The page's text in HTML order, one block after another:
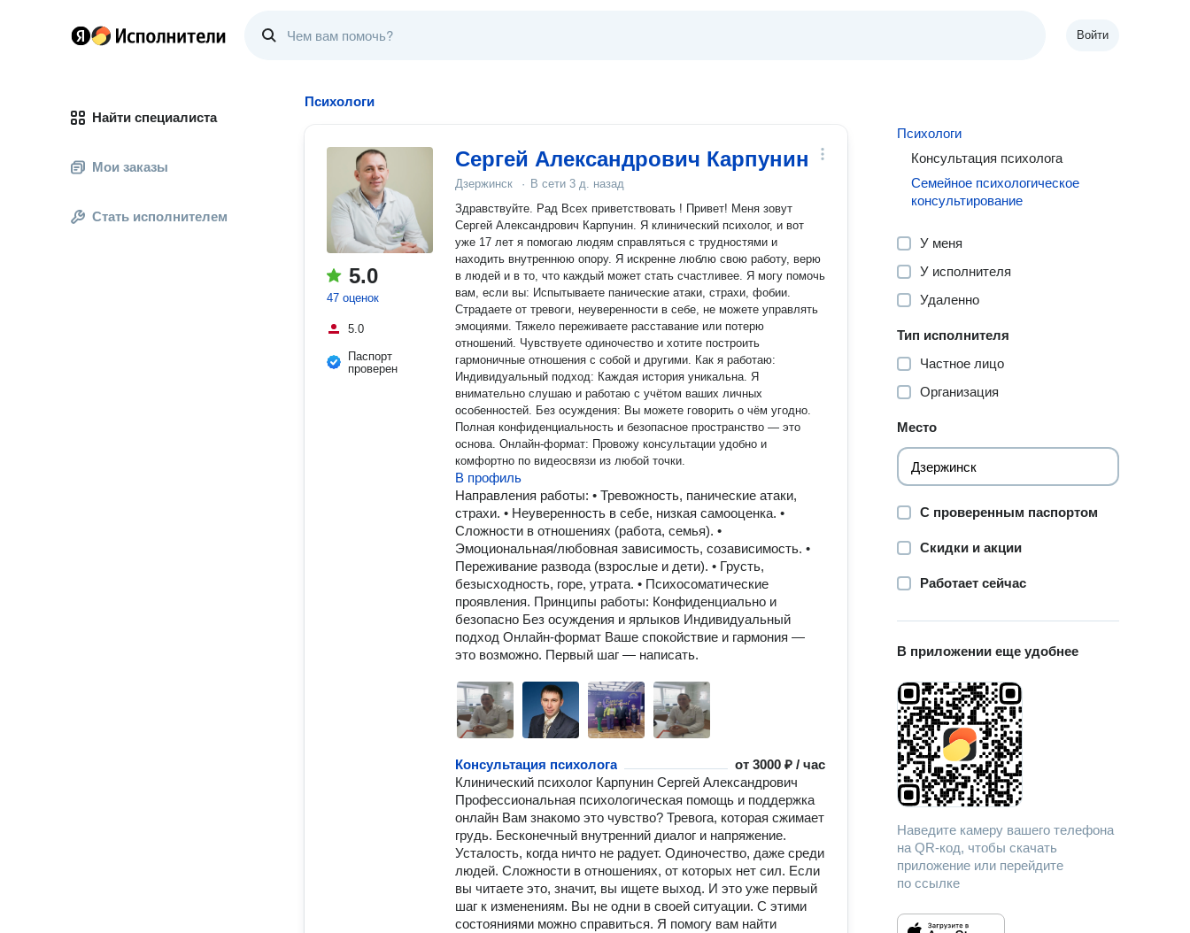
Войти
Найти специалиста
Мои заказы
Стать исполнителем
Психологи
5.0
47 оценок
5.0
Паспорт
проверен
Сергей Александрович Карпунин
Дзержинск · В сети 3 д. назад
Здравствуйте. Рад Всех приветствовать ! Привет! Меня зовут
Сергей Александрович Карпунин. Я клинический психолог, и вот
уже 17 лет я помогаю людям справляться с трудностями и
находить внутреннюю опору. Я искренне люблю свою работу, верю
в людей и в то, что каждый может стать счастливее. Я могу помочь
вам, если вы: Испытываете панические атаки, страхи, фобии.
Страдаете от тревоги, неуверенности в себе, не можете управлять
эмоциями. Тяжело переживаете расставание или потерю
отношений. Чувствуете одиночество и хотите построить
гармоничные отношения с собой и другими. Как я работаю:
Индивидуальный подход: Каждая история уникальна. Я
внимательно слушаю и работаю с учётом ваших личных
особенностей. Без осуждения: Вы можете говорить о чём угодно.
Полная конфиденциальность и безопасное пространство — это
основа. Онлайн-формат: Провожу консультации удобно и
комфортно по видеосвязи из любой точки.
В профиль
Направления работы: • Тревожность, панические атаки,
страхи. • Неуверенность в себе, низкая самооценка. •
Сложности в отношениях (работа, семья). •
Эмоциональная/любовная зависимость, созависимость. •
Переживание развода (взрослые и дети). • Грусть,
безысходность, горе, утрата. • Психосоматические
проявления. Принципы работы: Конфиденциально и
безопасно Без осуждения и ярлыков Индивидуальный
подход Онлайн-формат Ваше спокойствие и гармония —
это возможно. Первый шаг — написать.
Консультация психолога от3000 ₽ / час
Клинический психолог Карпунин Сергей Александрович
Профессиональная психологическая помощь и поддержка
онлайн Вам знакомо это чувство? Тревога, которая сжимает
грудь. Бесконечный внутренний диалог и напряжение.
Усталость, когда ничто не радует. Одиночество, даже среди
людей. Сложности в отношениях, от которых нет сил. Если
вы читаете это, значит, вы ищете выход. И это уже первый
шаг к изменениям. Вы не одни в своей ситуации. С этими
состояниями можно справиться. Я помогу вам найти
Психологи
Консультация психолога
Семейное психологическое
консультирование
У меня
У исполнителя
Удаленно
Тип исполнителя
Частное лицо
Организация
Место
С проверенным паспортом
Скидки и акции
Работает сейчас
В приложении еще удобнее
Наведите камеру вашего телефона
на QR-код, чтобы скачать
приложение или перейдите
по ссылке